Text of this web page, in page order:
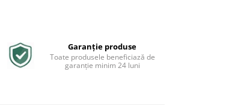
Garanție produse
Toate produsele beneficiază de
garanție minim 24 luni